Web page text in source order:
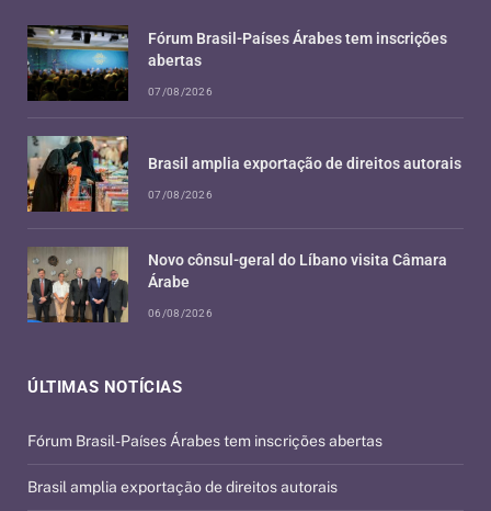
ÚLTIMAS NOTÍCIAS
Fórum Brasil-Países Árabes tem inscrições abertas
Brasil amplia exportação de direitos autorais
Fórum Brasil-Países Árabes tem inscrições
abertas
07/08/2026
Brasil amplia exportação de direitos autorais
07/08/2026
Novo cônsul-geral do Líbano visita Câmara
Árabe
06/08/2026